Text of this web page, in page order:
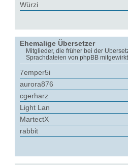
Würzi
Ehemalige Übersetzer
Mitglieder, die früher bei der
Sprachdateien von phpBB
7emper5i
aurora876
cgerharz
Light Lan
MartectX
rabbit